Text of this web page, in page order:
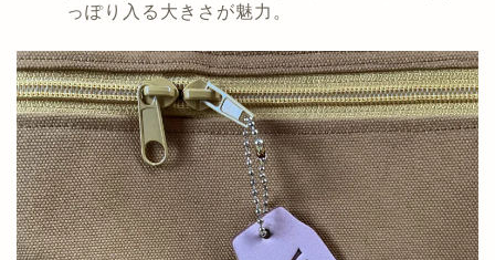
っぽり入る大きさが魅力。